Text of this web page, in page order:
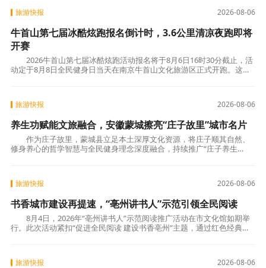
2026-08-06
旅游快报
牛首山第七届冰酷炫跑报名倒计时，3.6公里清凉夜跑即将
开赛
2026牛首山第七届冰酷炫跑活动报名将于8月6日16时30分截止，活
动定于8月8日全民健身日当天在南京牛首山文化旅游区正式开跑。这场
2026-08-06
旅游快报
养生功赋能文旅融合，安徽蒙城擦亮“庄子故里”城市名片
作为庄子故里，蒙城县立足本土深厚文化资源，将庄子顺其自然、
修身养心的哲学智慧与全民健身理念深度融合，持续推广“庄子养生
2026-08-06
旅游快报
书香城市建设再提速，“亳州讲书人”示范引领全民阅读
8月4日，2026年“亳州讲书人”示范阅读推广活动在市文化馆如期举
行。此次活动紧扣“促进全民阅读 建设书香亳州”主题，通过红色经典诵
2026-08-06
旅游快报